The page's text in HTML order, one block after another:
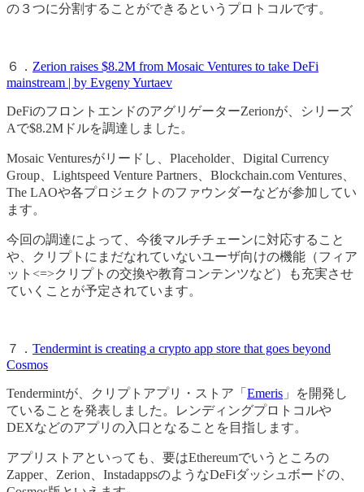
の３つに分割することができるというプロトコルです。
６． Zerion raises $8.2M from Mosaic Ventures to take DeFi
mainstream | by Evgeny Yurtaev
DeFiのフロントエンドのアグリゲーターZerionが、シリーズ
Aで$8.2Mドルを調達しました。
Mosaic Venturesがリードし、Placeholder、Digital Currency
Group、Lightspeed Venture Partners、Blockchain.com Ventures、
The LAOや各プロジェクトのファウンダーなどが参加してい
ます。
今回の調達によって、今後マルチチェーンに対応すること
や、クリプトにまだなれていないユーザ向けの機能（フィア
ット<=>クリプトの交換や教育コンテンツなど）も充実させ
ていくことが予定されています。
７． Tendermint is creating a crypto app store that goes beyond
Cosmos
Tendermintが、クリプトアプリ・ストア「 Emeris 」を開発し
ていることを発表しました。レンディングプロトコルや
DEXなどのアプリの入口となることを目指します。
アプリストアといっても、要はEthereumでいうところの
Zapper、Zerion、InstadappsのようなDeFiダッシュボードの、